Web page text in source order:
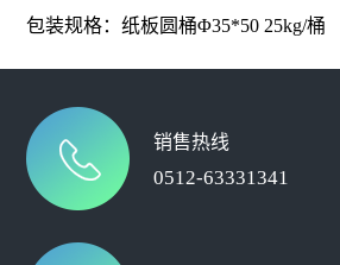
包装规格：纸板圆桶Φ35*50 25kg/桶
销售热线
0512-63331341